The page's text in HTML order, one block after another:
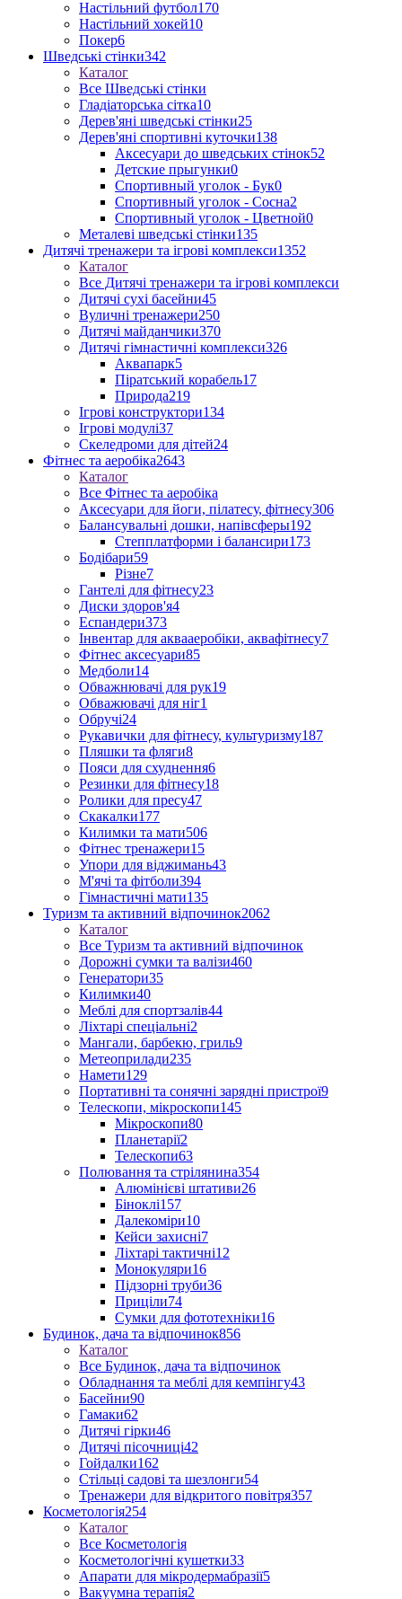
Настільний футбол170
Настільний хокей10
Покер6
Шведські стінки342
Каталог
Все Шведські стінки
Гладіаторська сітка10
Дерев'яні шведські стінки25
Дерев'яні спортивні куточки138
Аксесуари до шведських стінок52
Детские прыгунки0
Спортивный уголок - Бук0
Спортивный уголок - Сосна2
Спортивный уголок - Цветной0
Металеві шведські стінки135
Дитячі тренажери та ігрові комплекси1352
Каталог
Все Дитячі тренажери та ігрові комплекси
Дитячі сухі басейни45
Вуличні тренажери250
Дитячі майданчики370
Дитячі гімнастичні комплекси326
Аквапарк5
Піратський корабель17
Природа219
Ігрові конструктори134
Ігрові модулі37
Скеледроми для дітей24
Фітнес та аеробіка2643
Каталог
Все Фітнес та аеробіка
Аксесуари для йоги, пілатесу, фітнесу306
Балансувальні дошки, напівсферы192
Степплатформи і балансири173
Бодібари59
Різне7
Гантелі для фітнесу23
Диски здоров'я4
Еспандери373
Інвентар для аквааеробіки, аквафітнесу7
Фітнес аксесуари85
Медболи14
Обважнювачі для рук19
Обважювачі для ніг1
Обручі24
Рукавички для фітнесу, культуризму187
Пляшки та фляги8
Пояси для схуднення6
Резинки для фітнесу18
Ролики для пресу47
Скакалки177
Килимки та мати506
Фітнес тренажери15
Упори для віджимань43
М'ячі та фітболи394
Гімнастичні мати135
Туризм та активний відпочинок2062
Каталог
Все Туризм та активний відпочинок
Дорожні сумки та валізи460
Генератори35
Килимки40
Меблі для спортзалів44
Ліхтарі спеціальні2
Мангали, барбекю, гриль9
Метеоприлади235
Намети129
Портативні та сонячні зарядні пристрої9
Телескопи, мікроскопи145
Мікроскопи80
Планетарії2
Телескопи63
Полювання та стрілянина354
Алюмінієві штативи26
Біноклі157
Далекоміри10
Кейси захисні7
Ліхтарі тактичні12
Монокуляри16
Підзорні труби36
Приціли74
Сумки для фототехніки16
Будинок, дача та відпочинок856
Каталог
Все Будинок, дача та відпочинок
Обладнання та меблі для кемпінгу43
Басейни90
Гамаки62
Дитячі гірки46
Дитячі пісочниці42
Гойдалки162
Стільці садові та шезлонги54
Тренажери для відкритого повітря357
Косметологія254
Каталог
Все Косметологія
Косметологічні кушетки33
Апарати для мікродермабразії5
Вакуумна терапія2